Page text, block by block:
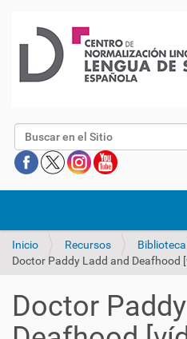
Buscar
Inicio Recursos
Doctor Paddy Ladd and Deafhood
Doctor